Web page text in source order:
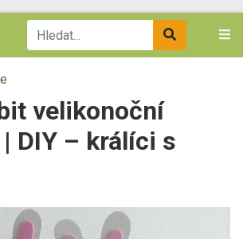
velikonoční
DIY – králíci s